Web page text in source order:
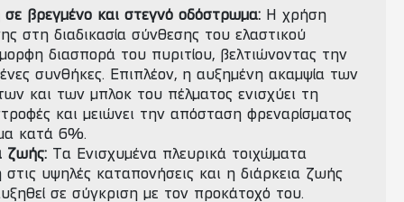
βρεγμένο και στεγνό οδόστρωμα: Η χρήση
στη διαδικασία σύνθεσης του ελαστικού
διασπορά του πυριτίου, βελτιώνοντας την
συνθήκες. Επιπλέον, η αυξημένη ακαμψία των
και των μπλοκ του πέλματος ενισχύει τη
και μειώνει την απόσταση φρεναρίσματος
κατά 6%.
ζωής:
Τα Ενισχυμένα πλευρικά τοιχώματα
υψηλές καταπονήσεις και η διάρκεια ζωής
σε σύγκριση με τον προκάτοχό του.